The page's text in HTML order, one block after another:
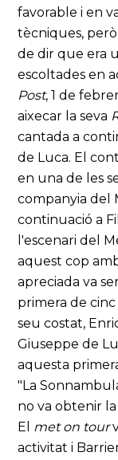
favorable i en
tècniques,
de dir que era
escoltades en
Post, 1 de
aixecar la seva
cantada a
de Luca. El
en una de les
companyia del
continuació a
l'escenari del
aquest cop
apreciada va
primera de
seu costat,
Giuseppe de
aquesta
"La
no va obtenir
El met on tour
activitat i